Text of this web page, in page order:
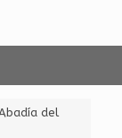
del